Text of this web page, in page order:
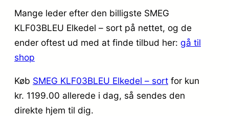
Mange leder efter den billigste SMEG
KLF03BLEU Elkedel – sort på nettet, og de
ender oftest ud med at finde tilbud her: gå til
shop
Køb SMEG KLF03BLEU Elkedel – sort for kun
kr. 1199.00 allerede i dag, så sendes den
direkte hjem til dig.